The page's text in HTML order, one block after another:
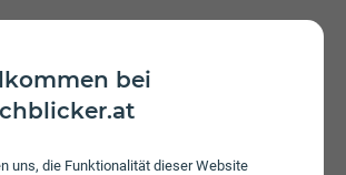
bei
uns, die Funktionalität dieser Website
inkludierte Datenmenge verbraucht ist
60 Mbit/s weitersurfen. Bei einem
wird keine Servicepauschale erhoben.